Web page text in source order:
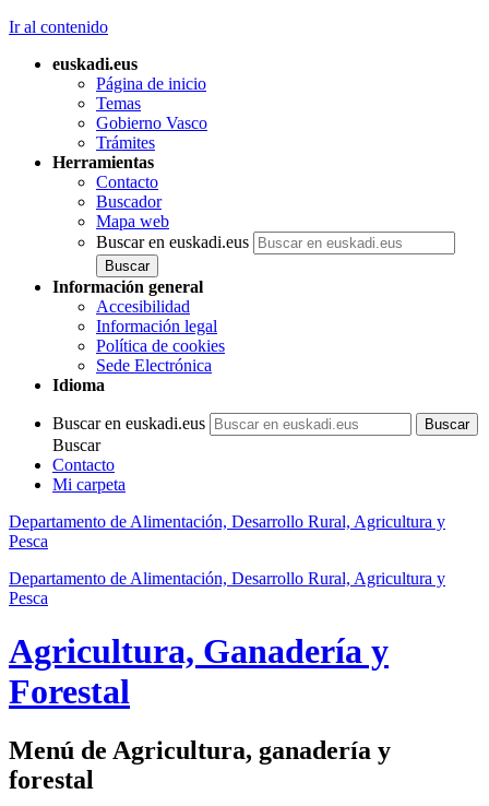
Ir al contenido
euskadi.eus
Página de inicio
Temas
Gobierno Vasco
Trámites
Herramientas
Contacto
Buscador
Mapa web
Buscar en euskadi.eus
Información general
Accesibilidad
Información legal
Política de cookies
Sede Electrónica
Idioma
Buscar en euskadi.eus
Buscar
Contacto
Mi carpeta
Departamento de Alimentación, Desarrollo Rural, Agricultura y
Pesca
Departamento de Alimentación, Desarrollo Rural, Agricultura y
Pesca
Agricultura, Ganadería y
Forestal
Menú de Agricultura, ganadería y
forestal